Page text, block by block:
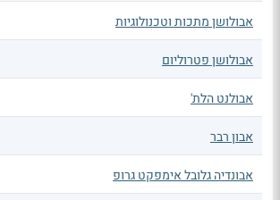
אבולושן מתכות וטכנולוגיות
אבולושן פטרוליום
אבולנט הלת'
אבון רבר
אבונדיה גלובל אימפקט גרופ